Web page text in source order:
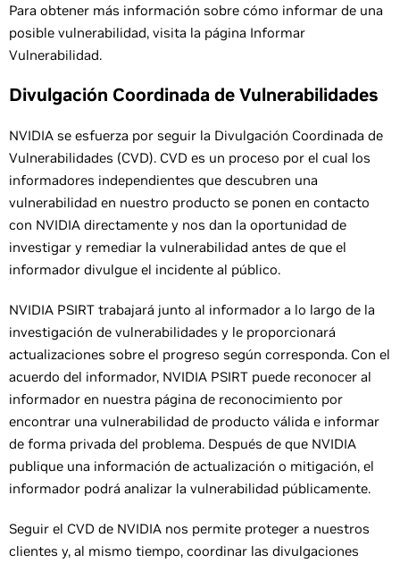
Para obtener más información sobre cómo informar de una
posible vulnerabilidad, visita la página Informar
Vulnerabilidad.
Divulgación Coordinada de Vulnerabilidades
NVIDIA se esfuerza por seguir la Divulgación Coordinada de
Vulnerabilidades (CVD). CVD es un proceso por el cual los
informadores independientes que descubren una
vulnerabilidad en nuestro producto se ponen en contacto
con NVIDIA directamente y nos dan la oportunidad de
investigar y remediar la vulnerabilidad antes de que el
informador divulgue el incidente al público.
NVIDIA PSIRT trabajará junto al informador a lo largo de la
investigación de vulnerabilidades y le proporcionará
actualizaciones sobre el progreso según corresponda. Con el
acuerdo del informador, NVIDIA PSIRT puede reconocer al
informador en nuestra página de reconocimiento por
encontrar una vulnerabilidad de producto válida e informar
de forma privada del problema. Después de que NVIDIA
publique una información de actualización o mitigación, el
informador podrá analizar la vulnerabilidad públicamente.
Seguir el CVD de NVIDIA nos permite proteger a nuestros
clientes y, al mismo tiempo, coordinar las divulgaciones